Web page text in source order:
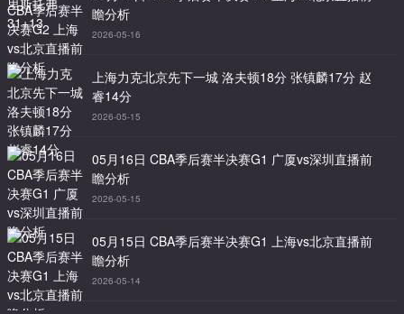
瞻分析
2026-05-16
上海力克北京先下一城 洛夫顿18分 张镇麟17分 赵
睿14分
2026-05-15
05月16日 CBA季后赛半决赛G1 广厦vs深圳直播前
瞻分析
2026-05-15
05月15日 CBA季后赛半决赛G1 上海vs北京直播前
瞻分析
2026-05-14